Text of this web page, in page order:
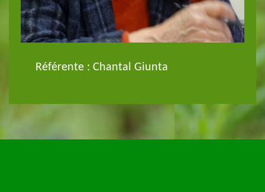
Référente : Chantal Giunta